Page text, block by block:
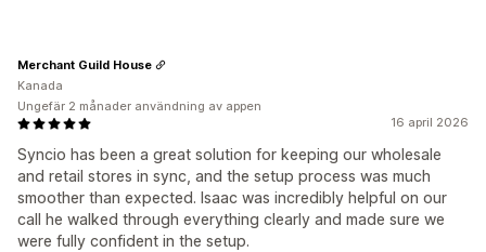
16 april 2026
Syncio has been a great solution for keeping our wholesale
and retail stores in sync, and the setup process was much
smoother than expected. Isaac was incredibly helpful on our
call he walked through everything clearly and made sure we
were fully confident in the setup.
Merchant Guild House
Kanada
Ungefär 2 månader användning av appen